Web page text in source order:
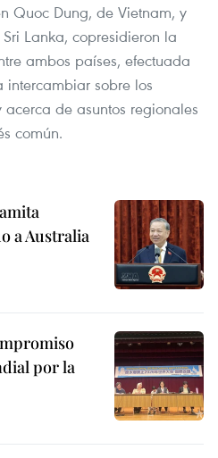
Quoc Dung, de Vietnam, y
Lanka, copresidieron la
ambos países, efectuada
sobre los
de asuntos regionales
común.
a Australia
por la